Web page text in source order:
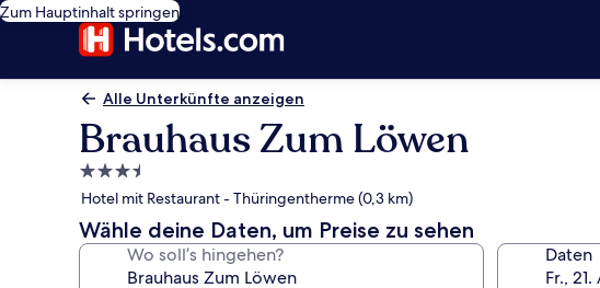
Zum Hauptinhalt springen
Alle Unterkünfte anzeigen
Brauhaus Zum Löwen
3.5-
Sterne-
Unterkunft
Hotel mit Restaurant - Thüringentherme (0,3 km)
Wähle deine Daten, um Preise zu sehen
Wo soll’s hingehen? Daten